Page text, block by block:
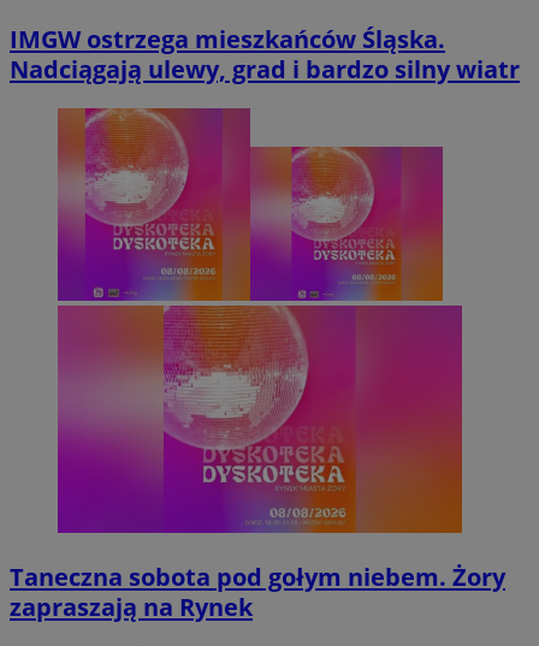
IMGW ostrzega mieszkańców Śląska.
Nadciągają ulewy, grad i bardzo silny wiatr
Taneczna sobota pod gołym niebem. Żory
zapraszają na Rynek